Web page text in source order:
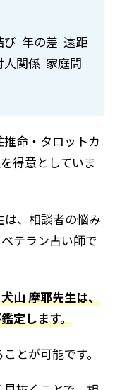
年の差 遠距
関係 家庭問
命・タロットカ
得意としていま
、相談者の悩み
テラン占い師で
山 摩耶先生は、
定します。
とが可能です。